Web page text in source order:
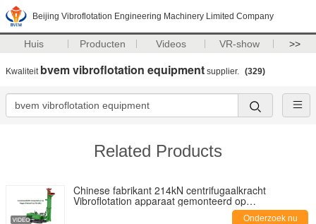
Beijing Vibroflotation Engineering Machinery Limited Company
Huis Producten Videos VR-show >>
Kwaliteit bvem vibroflotation equipment supplier. (329)
Related Products
Chinese fabrikant 214kN centrifugaalkracht
Vibroflotation apparaat gemonteerd op
boorinstallatie die het energiesysteem deeltOnderzoek nu